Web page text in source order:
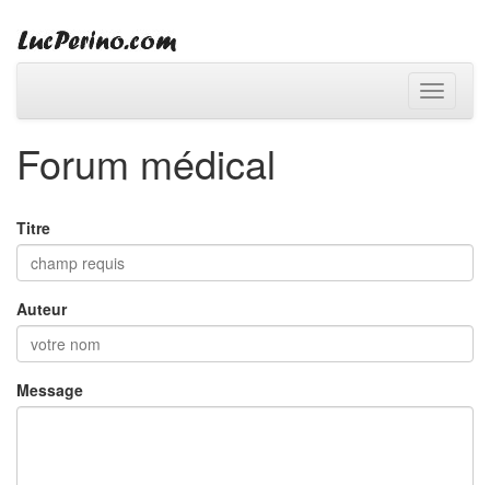
Toggle
Forum médical
Titre
Auteur
Message